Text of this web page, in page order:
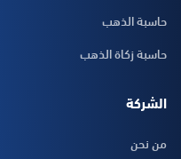
حاسبة الذهب
حاسبة زكاة الذهب
الشركة
من نحن